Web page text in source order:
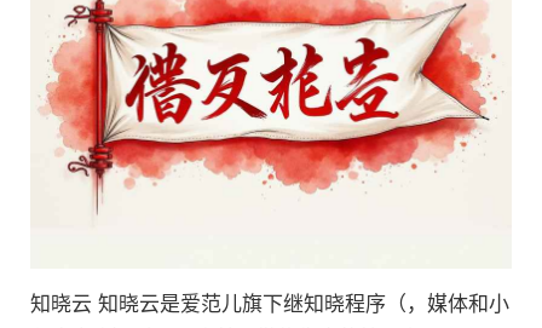
知晓云 知晓云是爱范儿旗下继知晓程序（，媒体和小